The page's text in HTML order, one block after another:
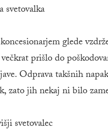
svetovalka
glede
prišlo do
Odprava takšnih
zato jih nekaj ni bilo
svetovalec